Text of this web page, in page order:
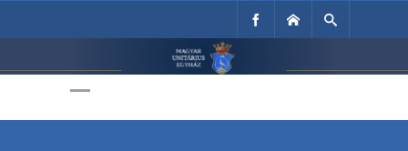
Unitárius Egyház